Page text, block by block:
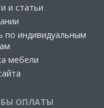
и статьи
по индивидуальным
мебели
ОПЛАТЫ